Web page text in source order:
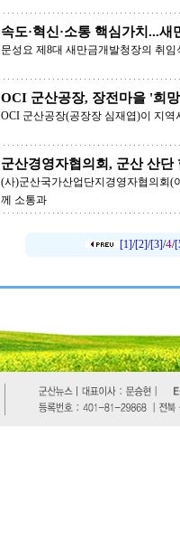
속도·혁신·소통 핵심가치...새
문성요 제8대 새만금개발청장의 취
OCI 군산공장, 장전마을 '희
OCI 군산공장(공장장 심재엽)이 지
군산경영자협의회, 군산 산단
(사)군산국가산업단지경영자협의회(
께 소통과
[1]/[2]/[3]/4/